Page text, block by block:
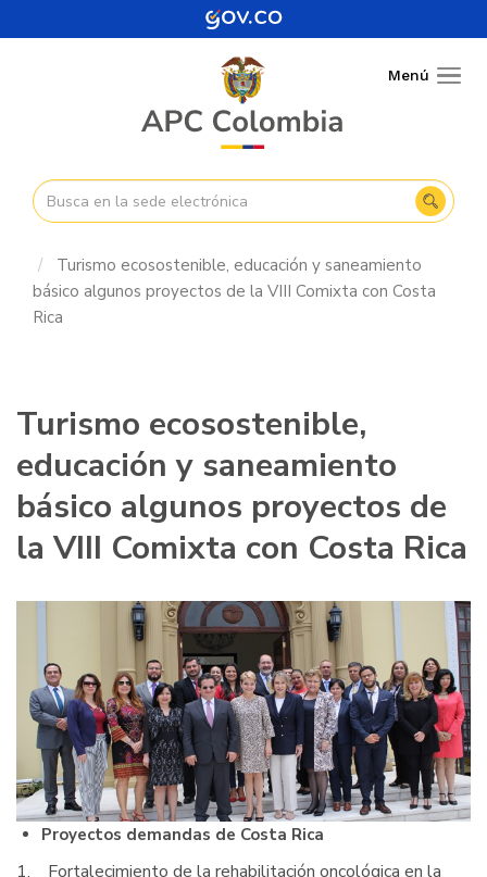
al
Menú
Turismo ecosostenible, educación y saneamiento
básico algunos proyectos de la VIII Comixta con Costa
Rica
Turismo ecosostenible,
educación y saneamiento
básico algunos proyectos de
la VIII Comixta con Costa Rica
Proyectos demandas de Costa Rica
1. Fortalecimiento de la rehabilitación oncológica en la